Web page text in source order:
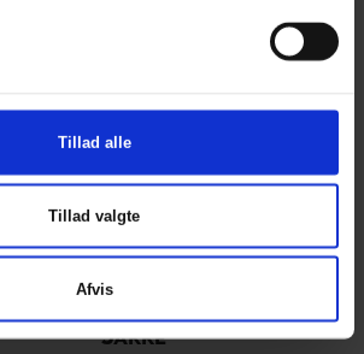
Tillad alle
Tillad valgte
AfvisSecuretech
Jakke